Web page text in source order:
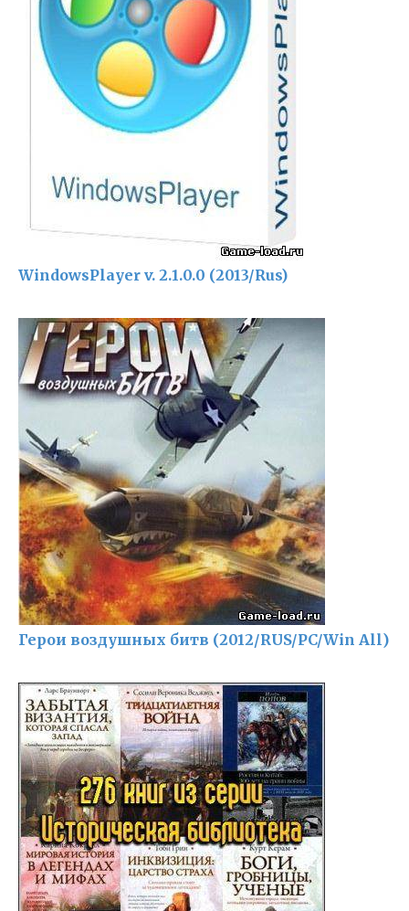
WindowsPlayer v. 2.1.0.0 (2013/Rus)
Герои воздушных битв (2012/RUS/PC/Win All)